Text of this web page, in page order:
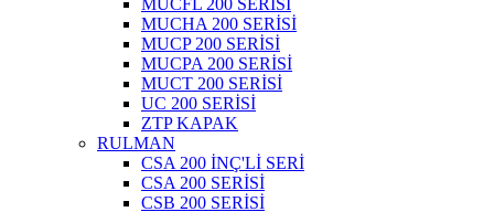
MUCFL 200 SERİSİ
MUCHA 200 SERİSİ
MUCP 200 SERİSİ
MUCPA 200 SERİSİ
MUCT 200 SERİSİ
UC 200 SERİSİ
ZTP KAPAK
RULMAN
CSA 200 İNÇ'Lİ SERİ
CSA 200 SERİSİ
CSB 200 SERİSİ